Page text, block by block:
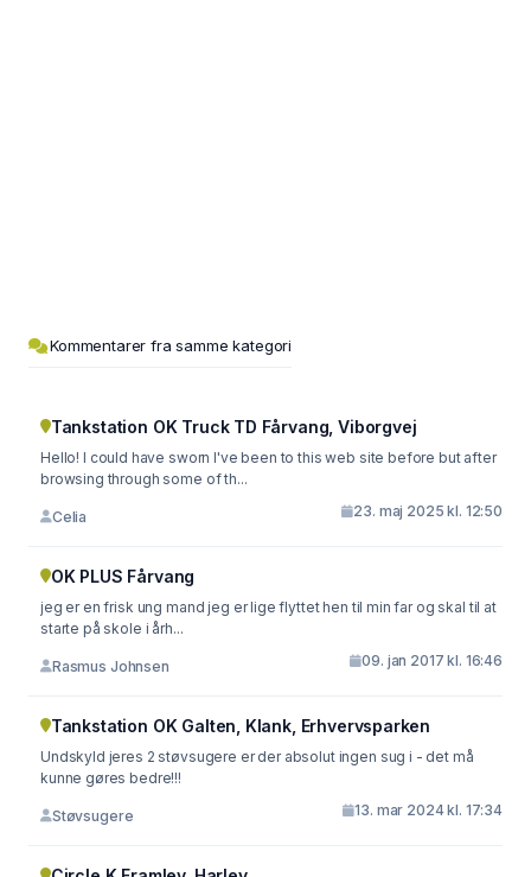
Kommentarer fra samme kategori
Tankstation OK Truck TD Fårvang, Viborgvej
Hello! I could have sworn I've been to this web site before but after
browsing through some of th...
Celia 23. maj 2025 kl. 12:50
OK PLUS Fårvang
jeg er en frisk ung mand jeg er lige flyttet hen til min far og skal til at
starte på skole i årh...
Rasmus Johnsen 09. jan 2017 kl. 16:46
Tankstation OK Galten, Klank, Erhvervsparken
Undskyld jeres 2 støvsugere er der absolut ingen sug i - det må
kunne gøres bedre!!!
Støvsugere 13. mar 2024 kl. 17:34